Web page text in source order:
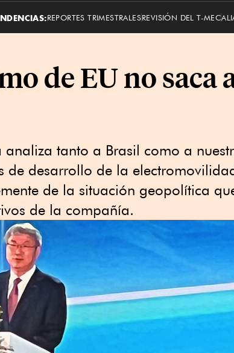
REPORTES TRIMESTRALESREVISIÓN DEL T-MEC
de EU no saca
tanto a Brasil como a
de desarrollo de la
de la situación geopolítica
de la compañía.